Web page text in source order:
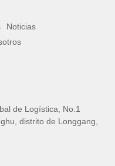
Noticias
de Logística, No.1
distrito de Longgang,